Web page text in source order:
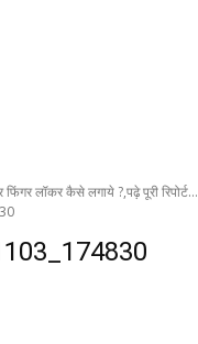
लॉकर कैसे लगाये ?,पढ़े पूरी रिपोर्ट…